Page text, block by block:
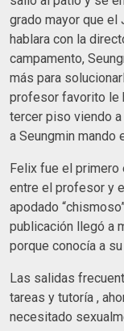
grado mayor que el
hablara con la
campamento,
más para
profesor favorito le
tercer piso viendo
a Seungmin mando
Felix fue el primero
entre el profesor y
apodado
publicación llegó a
porque conocía a
Las salidas
tareas y tutoría ,
necesitado